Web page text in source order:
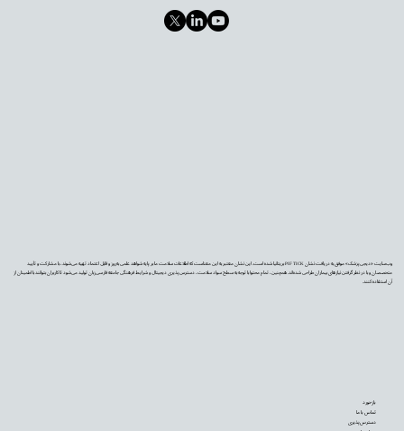
وب‌سایت «دیجی‌پزشک» موفق به دریافت نشان PIF TICK بریتانیا شده است. این نشان معتبر به این معناست که اطلاعات سلامت ما بر پایه شواهد علمی به‌روز و قابل اعتماد تهیه می‌شوند، با مشارکت و تأیید
متخصصان و با در نظر گرفتن نیازهای بیماران طراحی شده‌اند. همچنین، تمام محتوا با توجه به سطح سواد سلامت، دسترس‌پذیری دیجیتال و شرایط فرهنگی جامعه فارسی‌زبان تولید می‌شود تا کاربران بتوانند با اطمینان از
آن استفاده کنند.
بازخورد
تماس با ما
دسترس‌پذیری